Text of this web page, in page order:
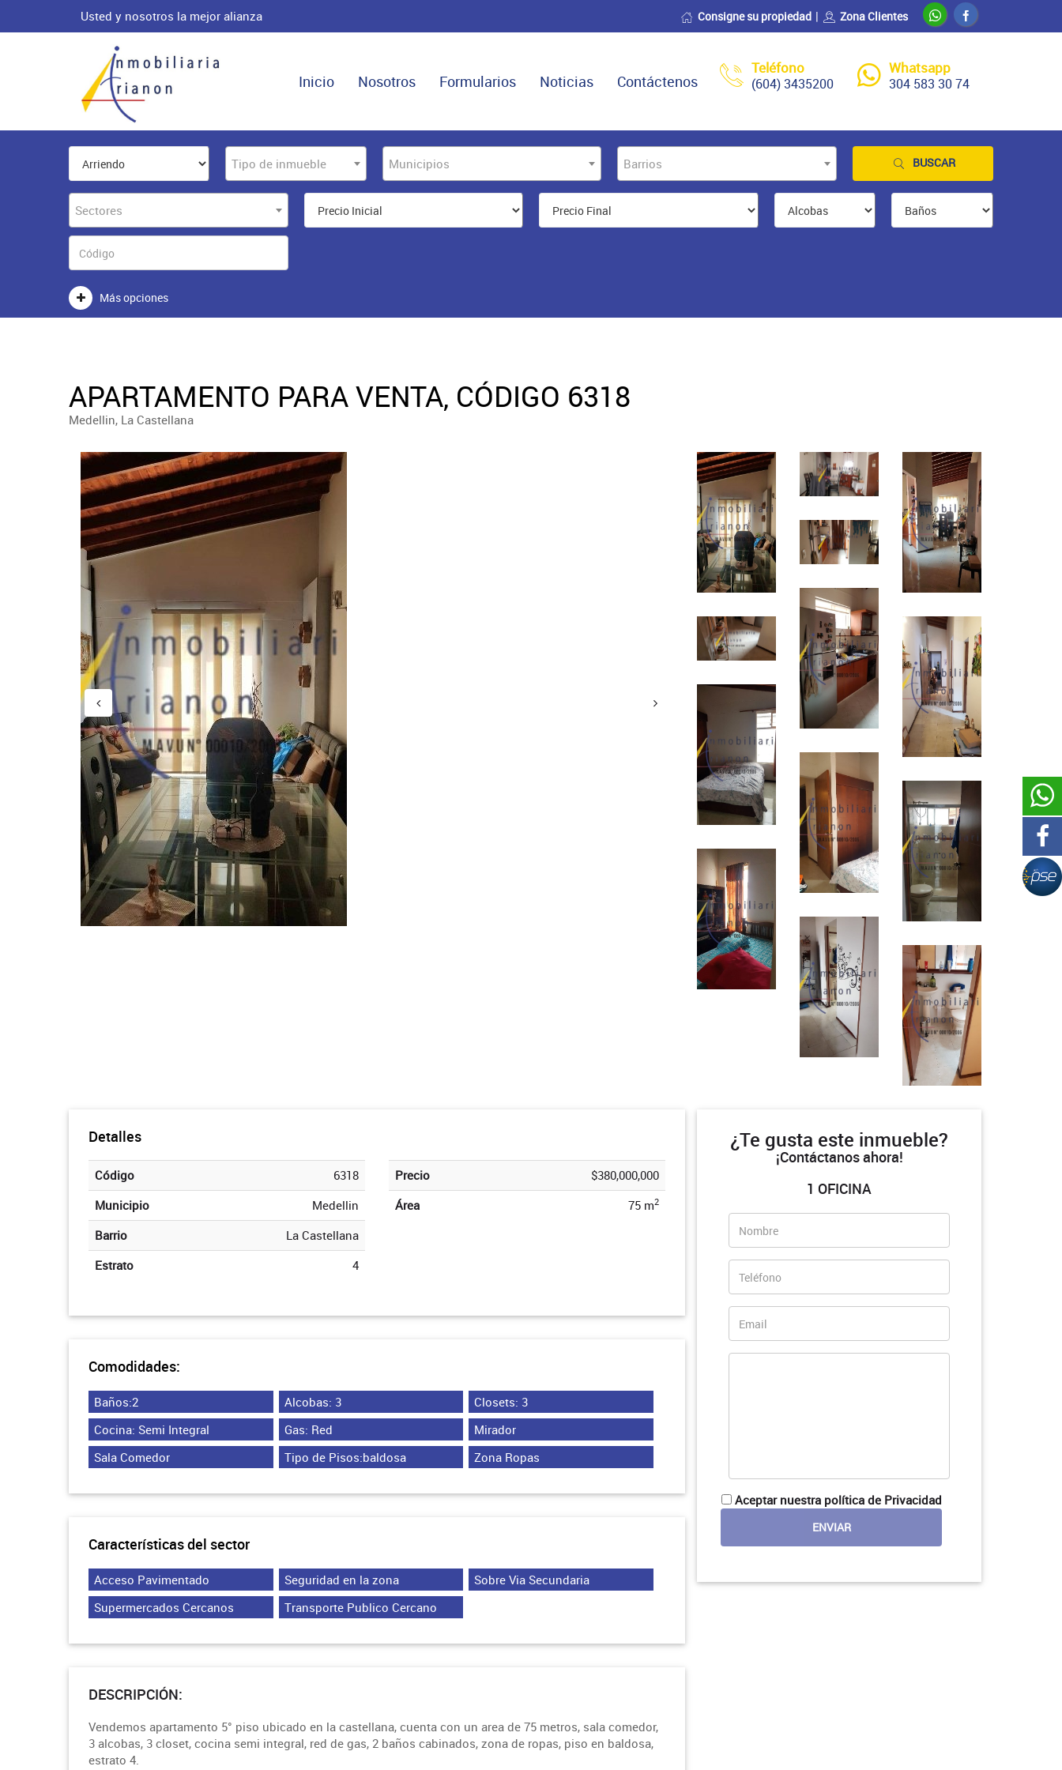
Usted y nosotros la mejor alianza Consigne su propiedad Zona Clientes
Teléfono
(604) 3435200
Whatsapp
304 583 30 74
Inicio Nosotros Formularios Noticias Contáctenos
Tipo de inmueble Municipios Barrios BUSCAR
Sectores
Más opciones
APARTAMENTO PARA VENTA, CÓDIGO 6318
Medellin, La Castellana
Detalles
Código
6318
Municipio
Medellin
Barrio
La Castellana
Estrato
4
Precio
$380,000,000
Área
75 m2
Comodidades:
Baños:2 Alcobas: 3
Closets: 3
Cocina: Semi Integral
Gas: Red
Mirador
Sala Comedor
Tipo de Pisos:baldosa Zona Ropas
Características del sector
Acceso Pavimentado Seguridad en la zona
Sobre Via Secundaria
Supermercados Cercanos
Transporte Publico Cercano
DESCRIPCIÓN:
Vendemos apartamento 5° piso ubicado en la castellana, cuenta con un area de 75 metros, sala comedor,
3 alcobas, 3 closet, cocina semi integral, red de gas, 2 baños cabinados, zona de ropas, piso en baldosa,
estrato 4.
¿Te gusta este inmueble?
¡Contáctanos ahora!
1 OFICINA
Aceptar nuestra política de Privacidad